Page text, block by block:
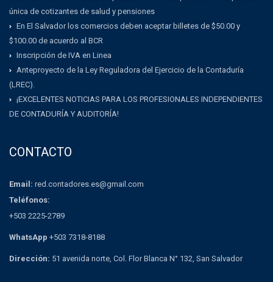
única de cotizantes de salud y pensiones
En El Salvador los comercios deben aceptar billetes de $50.00 y
$100.00 de acuerdo al BCR
Inscripción de IVA en Linea
Anteproyecto de la Ley Reguladora del Ejercicio de la Contaduría
(LREC).
¡EXCELENTES NOTICIAS PARA LOS PROFESIONALES INDEPENDIENTES
DE CONTADURÍA Y AUDITORÍA!
CONTACTO
Email: red.contadores.es@gmail.com
Teléfonos:
+503 2225-2789
WhatsApp +503 7318-8188
Dirección: 51 avenida norte, Col. Flor Blanca N° 132, San Salvador